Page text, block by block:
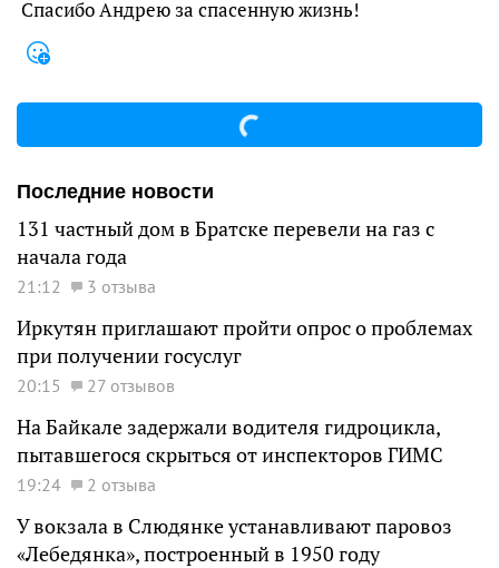
Спасибо Андрею за спасенную жизнь!
Последние новости
131 частный дом в Братске перевели на газ с
начала года
21:12 3 отзыва
Иркутян приглашают пройти опрос о проблемах
при получении госуслуг
20:15 27 отзывов
На Байкале задержали водителя гидроцикла,
пытавшегося скрыться от инспекторов ГИМС
19:24 2 отзыва
У вокзала в Слюдянке устанавливают паровоз
«Лебедянка», построенный в 1950 году